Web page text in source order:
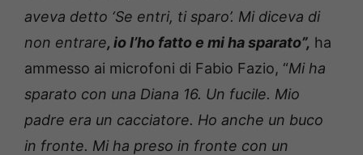
aveva detto ‘Se entri, ti sparo’. Mi diceva di
non entrare, io l’ho fatto e mi ha sparato”, ha
ammesso ai microfoni di Fabio Fazio, “Mi ha
sparato con una Diana 16. Un fucile. Mio
padre era un cacciatore. Ho anche un buco
in fronte. Mi ha preso in fronte con un